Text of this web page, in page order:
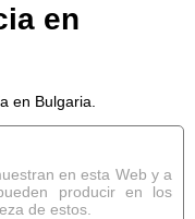
en
en Bulgaria.
en esta Web y a
producir en los
de estos.